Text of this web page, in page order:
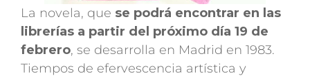
La novela, que se podrá encontrar en las
librerías a partir del próximo día 19 de
febrero, se desarrolla en Madrid en 1983.
Tiempos de efervescencia ar­tística y